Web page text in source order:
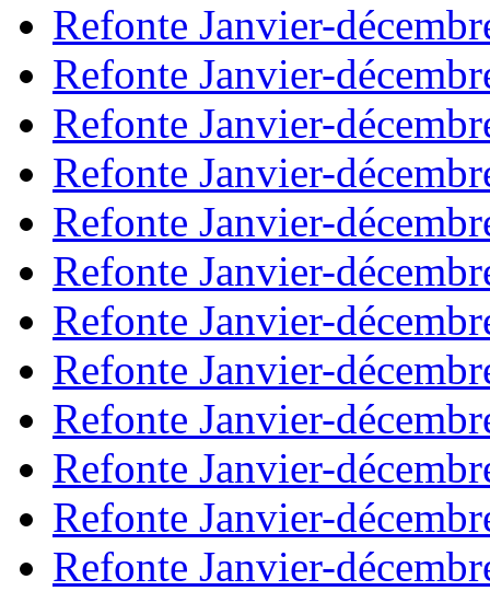
Refonte Janvier-
Refonte Janvier-
Refonte Janvier-
Refonte Janvier-
Refonte Janvier-
Refonte Janvier-
Refonte Janvier-
Refonte Janvier-
Refonte Janvier-
Refonte Janvier-
Refonte Janvier-
Refonte Janvier-